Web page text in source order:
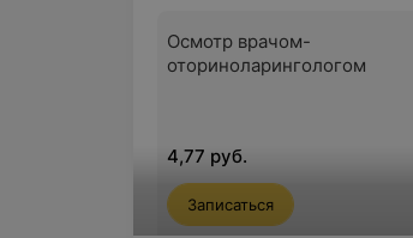
Осмотр врачом-
оториноларингологом
4,77 руб.
Записаться